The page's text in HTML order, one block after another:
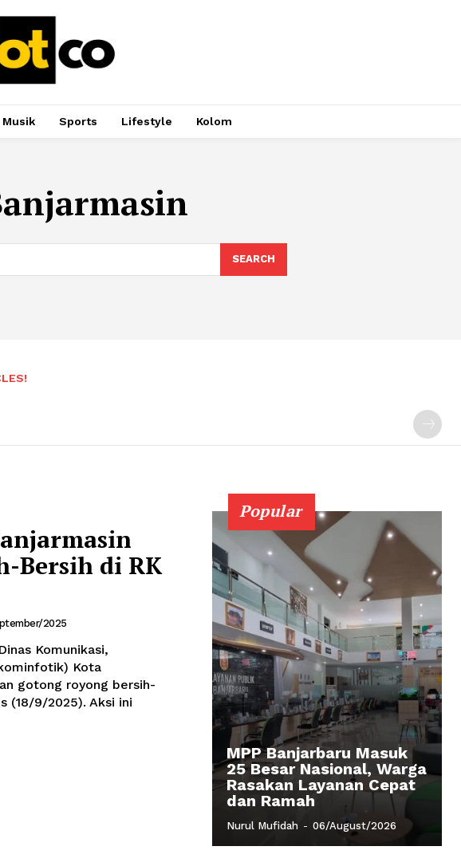
Musik Sports Lifestyle Kolom
SEARCH
Bersih di RK
2025
Komunikasi,
Kota
gotong royong bersih-
(18/9/2025). Aksi ini
Popular
MPP Banjarbaru Masuk
25 Besar Nasional, Warga
Rasakan Layanan Cepat
dan Ramah
Nurul Mufidah - 06/August/2026